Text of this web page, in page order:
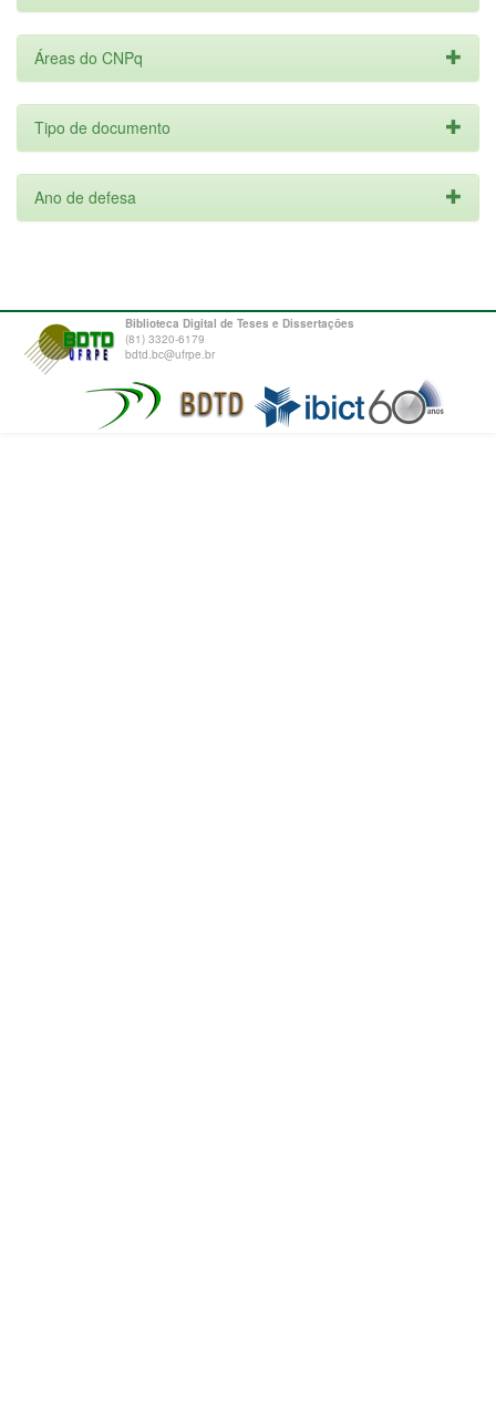
Áreas do CNPq
Tipo de documento
Ano de defesa
Biblioteca Digital de Teses e Dissertações
(81) 3320-6179
bdtd.bc@ufrpe.br